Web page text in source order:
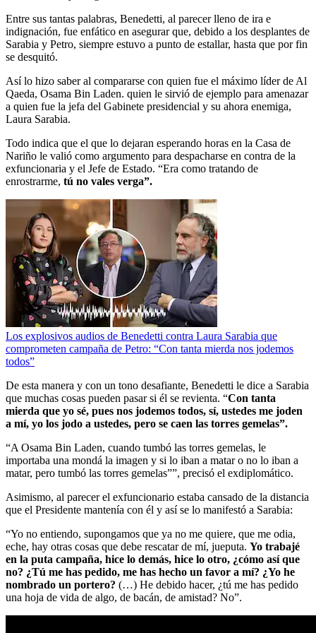
Entre sus tantas palabras, Benedetti, al parecer lleno de ira e
indignación, fue enfático en asegurar que, debido a los desplantes de
Sarabia y Petro, siempre estuvo a punto de estallar, hasta que por fin
se desquitó.
Así lo hizo saber al compararse con quien fue el máximo líder de Al
Qaeda, Osama Bin Laden. quien le sirvió de ejemplo para amenazar
a quien fue la jefa del Gabinete presidencial y su ahora enemiga,
Laura Sarabia.
Todo indica que el que lo dejaran esperando horas en la Casa de
Nariño le valió como argumento para despacharse en contra de la
exfuncionaria y el Jefe de Estado. “Era como tratando de
enrostrarme, tú no vales verga”.
Los explosivos audios de Benedetti contra Laura Sarabia que
comprometen campaña de Petro: “Con tanta mierda nos jodemos
todos”
De esta manera y con un tono desafiante, Benedetti le dice a Sarabia
que muchas cosas pueden pasar si él se revienta. “Con tanta
mierda que yo sé, pues nos jodemos todos, sí, ustedes me joden
a mí, yo los jodo a ustedes, pero se caen las torres gemelas”.
“A Osama Bin Laden, cuando tumbó las torres gemelas, le
importaba una mondá la imagen y si lo iban a matar o no lo iban a
matar, pero tumbó las torres gemelas””, precisó el exdiplomático.
Asimismo, al parecer el exfuncionario estaba cansado de la distancia
que el Presidente mantenía con él y así se lo manifestó a Sarabia:
“Yo no entiendo, supongamos que ya no me quiere, que me odia,
eche, hay otras cosas que debe rescatar de mí, jueputa. Yo trabajé
en la puta campaña, hice lo demás, hice lo otro, ¿cómo así que
no? ¿Tú me has pedido, me has hecho un favor a mí? ¿Yo he
nombrado un portero? (…) He debido hacer, ¿tú me has pedido
una hoja de vida de algo, de bacán, de amistad? No”.